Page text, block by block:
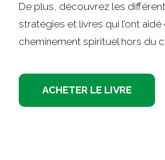
De plus, découvrez les
stratégies et livres qui l’ont aidé
cheminement spirituel hors du
ACHETER LE LIVRE